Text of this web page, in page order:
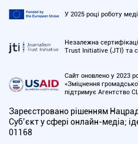
У 2025 році роботу
Незалежна
Trust Initiative (JTI) та
Сайт оновлено у 2023
«Зміцнення
підтримує Агентство
Зареєстровано рішенням
Cуб’єкт у сфері онлайн-медіа;
01168